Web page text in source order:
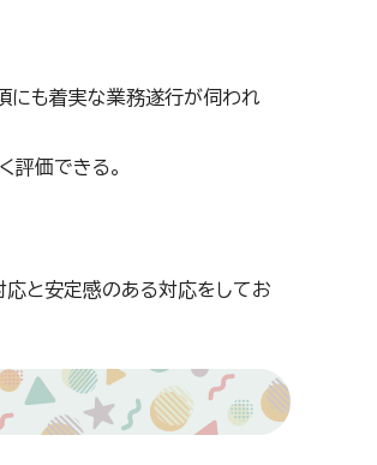
にも着実な業務遂行が伺われ
評価できる。
応と安定感のある対応をしてお